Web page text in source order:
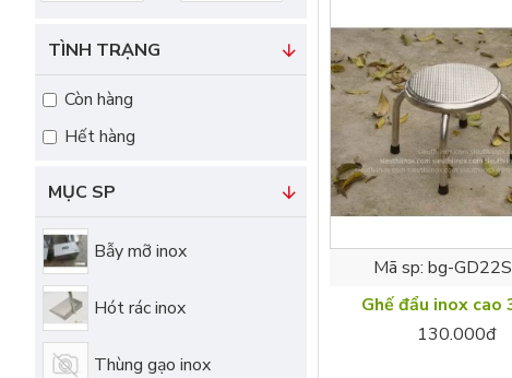
MỤC SP
Bẫy mỡ inox
Hót rác inox
Thùng gạo inox
TÌNH TRẠNG
Còn hàng
Hết hàng
Mã sp: bg-
Ghế đẩu inox cao
130.000đ